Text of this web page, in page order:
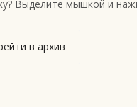
Выделите мышкой и
в архив